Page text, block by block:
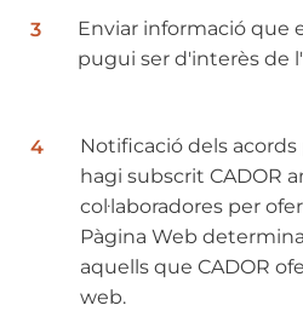
Enviar informació que
pugui ser d'interès de
Notificació dels
hagi subscrit CADOR
col·laboradores per
Pàgina Web
aquells que CADOR
web.